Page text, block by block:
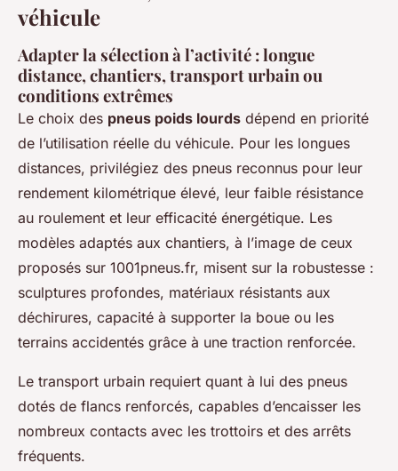
véhicule
Adapter la sélection à l’activité : longue
distance, chantiers, transport urbain ou
conditions extrêmes
Le choix des pneus poids lourds dépend en priorité
de l’utilisation réelle du véhicule. Pour les longues
distances, privilégiez des pneus reconnus pour leur
rendement kilométrique élevé, leur faible résistance
au roulement et leur efficacité énergétique. Les
modèles adaptés aux chantiers, à l’image de ceux
proposés sur 1001pneus.fr, misent sur la robustesse :
sculptures profondes, matériaux résistants aux
déchirures, capacité à supporter la boue ou les
terrains accidentés grâce à une traction renforcée.
Le transport urbain requiert quant à lui des pneus
dotés de flancs renforcés, capables d’encaisser les
nombreux contacts avec les trottoirs et des arrêts
fréquents.